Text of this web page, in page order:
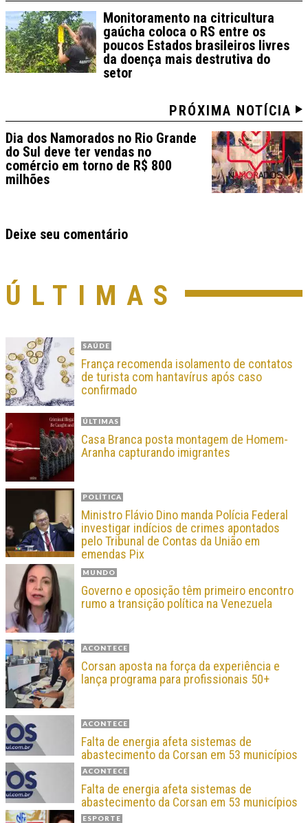
Monitoramento na citricultura
gaúcha coloca o RS entre os
poucos Estados brasileiros livres
da doença mais destrutiva do
setor
PRÓXIMA NOTÍCIA
Dia dos Namorados no Rio Grande
do Sul deve ter vendas no
comércio em torno de R$ 800
milhões
Deixe seu comentário
ÚLTIMAS
SAÚDE
França recomenda isolamento de contatos
de turista com hantavírus após caso
confirmado
ÚLTIMAS
Casa Branca posta montagem de Homem-
Aranha capturando imigrantes
POLÍTICA
Ministro Flávio Dino manda Polícia Federal
investigar indícios de crimes apontados
pelo Tribunal de Contas da União em
emendas Pix
MUNDO
Governo e oposição têm primeiro encontro
rumo a transição política na Venezuela
ACONTECE
Corsan aposta na força da experiência e
lança programa para profissionais 50+
ACONTECE
Falta de energia afeta sistemas de
abastecimento da Corsan em 53 municípios
ACONTECE
Falta de energia afeta sistemas de
abastecimento da Corsan em 53 municípios
ESPORTE